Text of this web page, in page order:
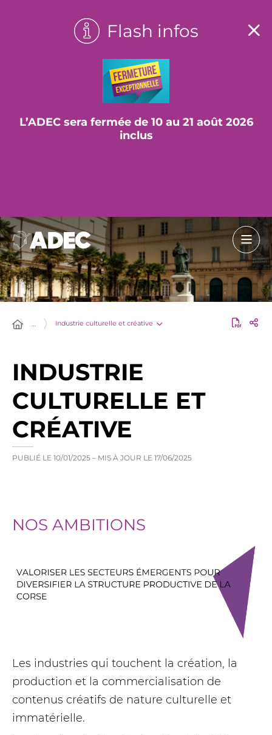
Flash infos
L’ADEC sera fermée de 10 au 21 août 2026
inclus
… Industrie culturelle et créative
INDUSTRIE
CULTURELLE ET
CRÉATIVE
PUBLIÉ LE 10/01/2025 – MIS À JOUR LE 17/06/2025
NOS AMBITIONS
Les industries qui touchent la création, la
production et la commercialisation de
contenus créatifs de nature culturelle et
immatérielle.